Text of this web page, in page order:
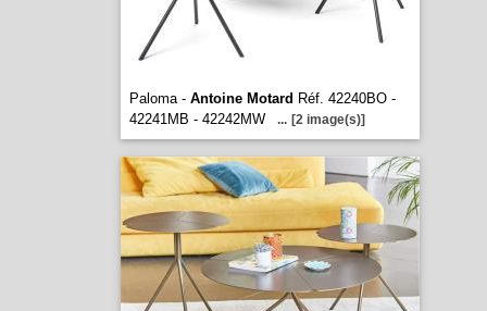
Paloma - Antoine Motard Réf. 42240BO -
42241MB - 42242MW
... [2 image(s)]